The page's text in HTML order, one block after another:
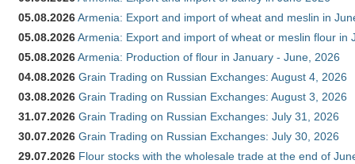
05.08.2026Armenia: Export and import of wheat and meslin in
05.08.2026Armenia: Export and import of wheat or meslin flour in
05.08.2026Armenia: Production of flour in January - June, 2026
04.08.2026 Grain Trading on Russian Exchanges: August 4, 2026
03.08.2026 Grain Trading on Russian Exchanges: August 3, 2026
31.07.2026 Grain Trading on Russian Exchanges: July 31, 2026
30.07.2026 Grain Trading on Russian Exchanges: July 30, 2026
29.07.2026 Flour stocks with the wholesale trade at the end of